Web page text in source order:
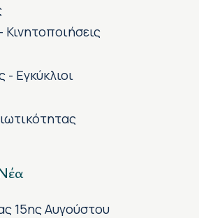
Κινητοποιήσεις
- Εγκύκλιοι
15ης Αυγούστου